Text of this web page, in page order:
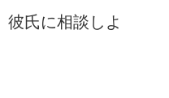
彼氏に相談しよ